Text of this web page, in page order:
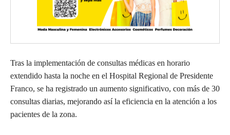
Tras la implementación de consultas médicas en horario
extendido hasta la noche en el Hospital Regional de Presidente
Franco, se ha registrado un aumento significativo, con más de 30
consultas diarias, mejorando así la eficiencia en la atención a los
pacientes de la zona.